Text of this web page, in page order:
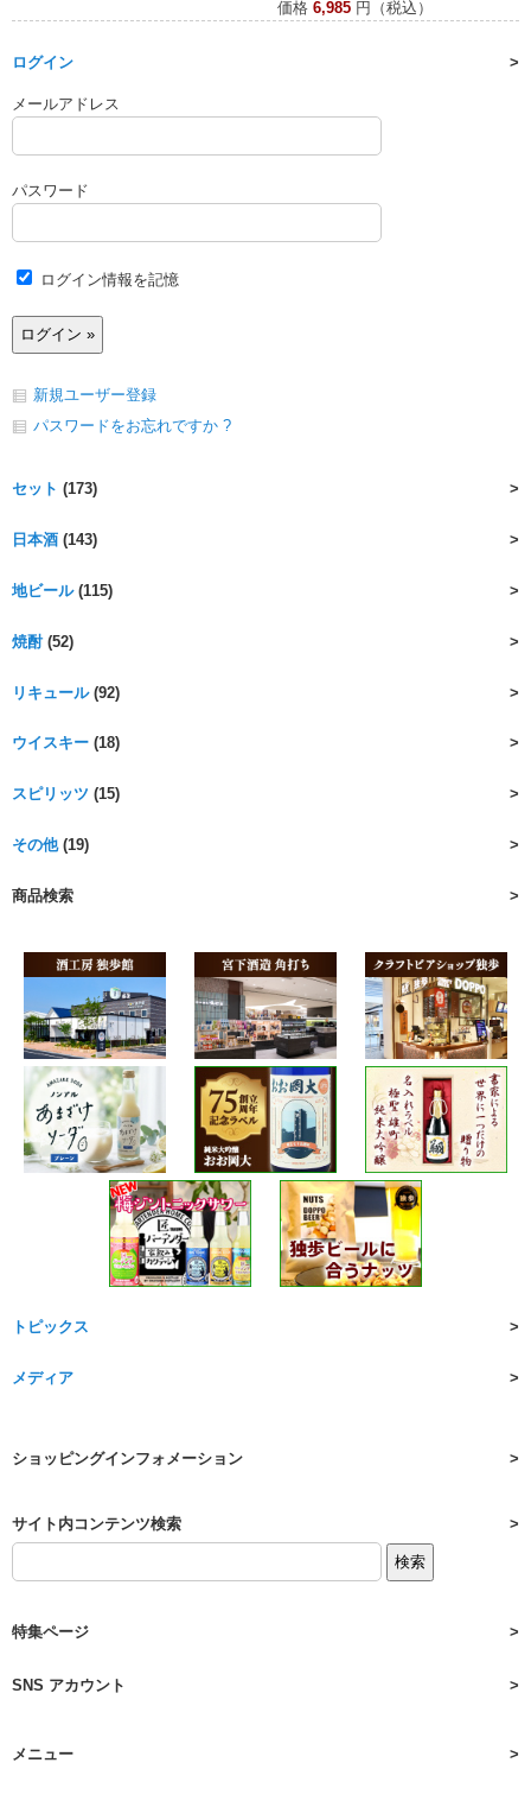
価格 6,985円（税込）
ログイン
メールアドレス
パスワード
ログイン情報を記憶
新規ユーザー登録
パスワードをお忘れですか ?
セット (173)
日本酒 (143)
地ビール(115)
焼酎(52)
リキュール(92)
ウイスキー (18)
スピリッツ (15)
その他(19)
商品検索
トピックス
メディア
ショッピングインフォメーション
サイト内コンテンツ検索
特集ページ
SNS アカウント
メニュー